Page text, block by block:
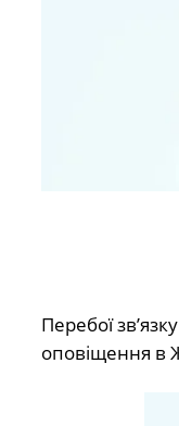
Перебої
оповіщення в